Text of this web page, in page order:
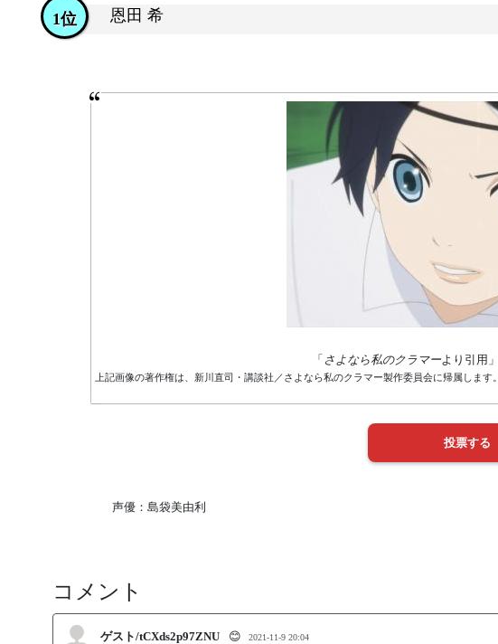
恩田 希
1位
「 さよなら私のクラマーより引用」
上記画像の著作権は、新川直司・講談社／さよなら私のクラマー製作委員会に帰属します。
声優：島袋美由利
コメント
ゲスト/tCXds2p97ZNU 😊 2021-11-9 20:04